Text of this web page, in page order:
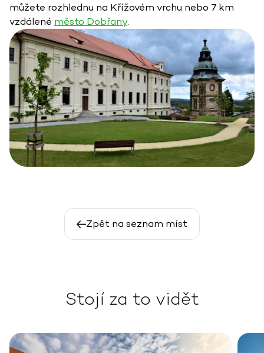
můžete rozhlednu na Křížovém vrchu nebo 7 km
vzdálené město Dobřany.
Zpět na seznam míst
Stojí za to vidět